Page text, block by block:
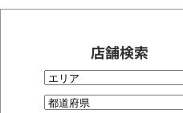
店舗検索